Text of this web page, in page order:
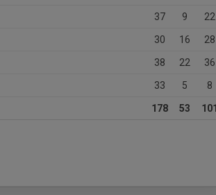
37 9 22
30 16 28
38 22 36
33 5 8
178 53